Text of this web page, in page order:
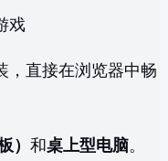
戏
，直接在浏览器中畅
） 和桌上型电脑。